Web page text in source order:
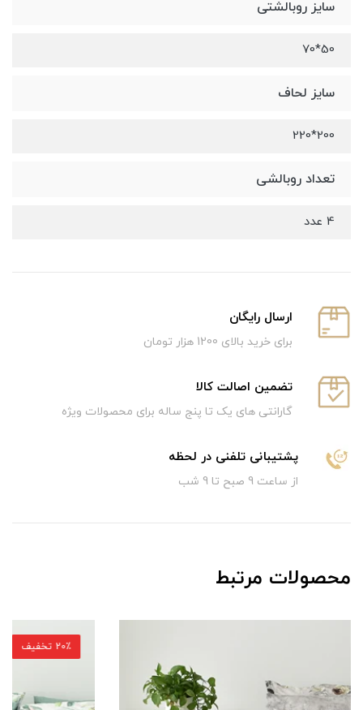
سایز روبالشتی
50*70
سایز لحاف
200*220
تعداد روبالشی
4 عدد
ارسال رایگان
برای خرید بالای 1200 هزار تومان
تضمین اصالت کالا
گارانتی های یک تا پنج ساله برای محصولات ویژه
پشتیبانی تلفنی در لحظه
از ساعت 9 صبح تا 9 شب
محصولات مرتبط